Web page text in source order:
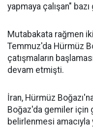
yapmaya çalışan"
Mutabakata rağmen
Temmuz'da Hürmüz
çatışmaların
devam etmişti.
İran, Hürmüz
Boğaz'da gemiler için
belirlenmesi